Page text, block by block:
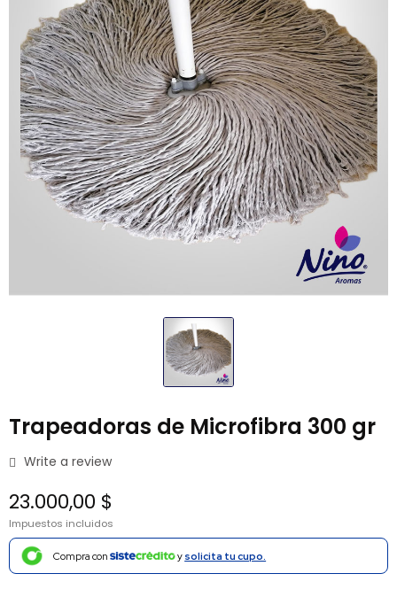
Trapeadoras de Microfibra 300 gr
Write a review
23.000,00 $
Impuestos incluidos
Compra con y solicita tu cupo.